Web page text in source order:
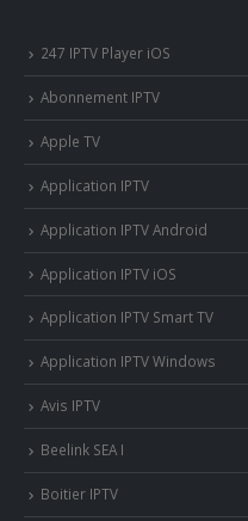
247 IPTV Player iOS
Abonnement IPTV
Apple TV
Application IPTV
Application IPTV Android
Application IPTV iOS
Application IPTV Smart TV
Application IPTV Windows
Avis IPTV
Beelink SEA I
Boitier IPTV